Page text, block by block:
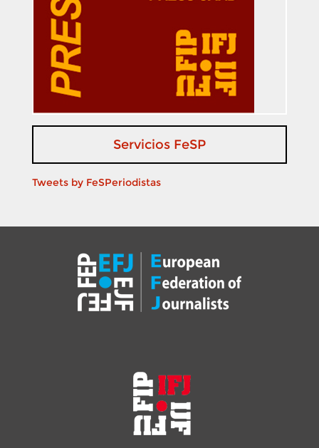
Servicios FeSP
Tweets by FeSPeriodistas